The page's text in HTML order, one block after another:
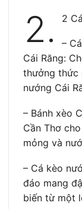
2. 2
–
Cái Răng:
thưởng thức
nướng Cái
– Bánh xèo
Cần Thơ
mỏng và
– Cá kèo
đáo mang
biến từ một